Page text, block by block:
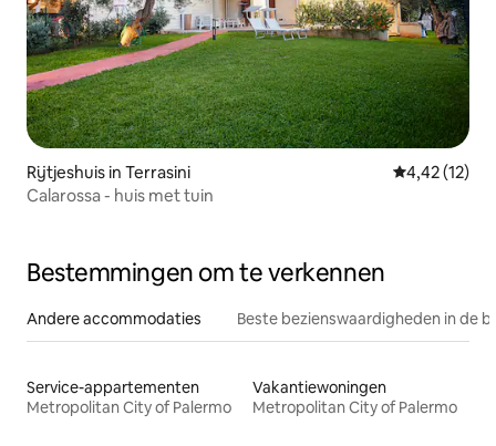
Rijtjeshuis in Terrasini Gemiddelde
4,42 (12)
Calarossa - huis met tuin
Bestemmingen om te verkennen
Andere accommodaties Beste bezienswaardigheden in de
Service-appartementen
Metropolitan City of Palermo
Vakantiewoningen
Metropolitan City of Palermo